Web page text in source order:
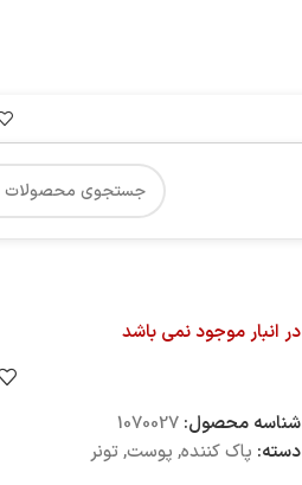
در انبار موجود نمی باشد
شناسه محصول: 1070027
دسته: پاک کننده, پوست, تونر